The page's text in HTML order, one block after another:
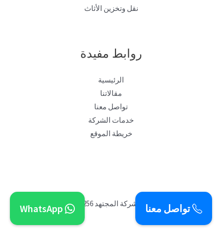
نقل وتخزين الأثاث
روابط مفيدة
الرئيسية
مقالاتنا
تواصل معنا
خدمات الشركة
خريطة الموقع
[تصميم ]شركة المجتهد 0505519256تواصل معنا